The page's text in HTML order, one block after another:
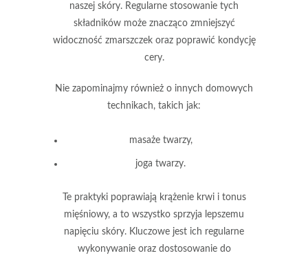
naszej skóry. Regularne stosowanie tych
składników może znacząco zmniejszyć
widoczność zmarszczek oraz poprawić kondycję
cery.
Nie zapominajmy również o innych domowych
technikach, takich jak:
masaże twarzy,
joga twarzy.
Te praktyki poprawiają krążenie krwi i tonus
mięśniowy, a to wszystko sprzyja lepszemu
napięciu skóry. Kluczowe jest ich regularne
wykonywanie oraz dostosowanie do